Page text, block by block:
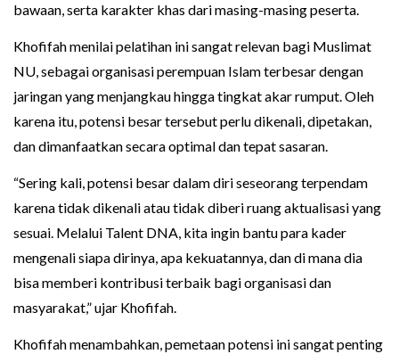
bawaan, serta karakter khas dari masing-masing peserta.
Khofifah menilai pelatihan ini sangat relevan bagi Muslimat
NU, sebagai organisasi perempuan Islam terbesar dengan
jaringan yang menjangkau hingga tingkat akar rumput. Oleh
karena itu, potensi besar tersebut perlu dikenali, dipetakan,
dan dimanfaatkan secara optimal dan tepat sasaran.
“Sering kali, potensi besar dalam diri seseorang terpendam
karena tidak dikenali atau tidak diberi ruang aktualisasi yang
sesuai. Melalui Talent DNA, kita ingin bantu para kader
mengenali siapa dirinya, apa kekuatannya, dan di mana dia
bisa memberi kontribusi terbaik bagi organisasi dan
masyarakat,” ujar Khofifah.
Khofifah menambahkan, pemetaan potensi ini sangat penting